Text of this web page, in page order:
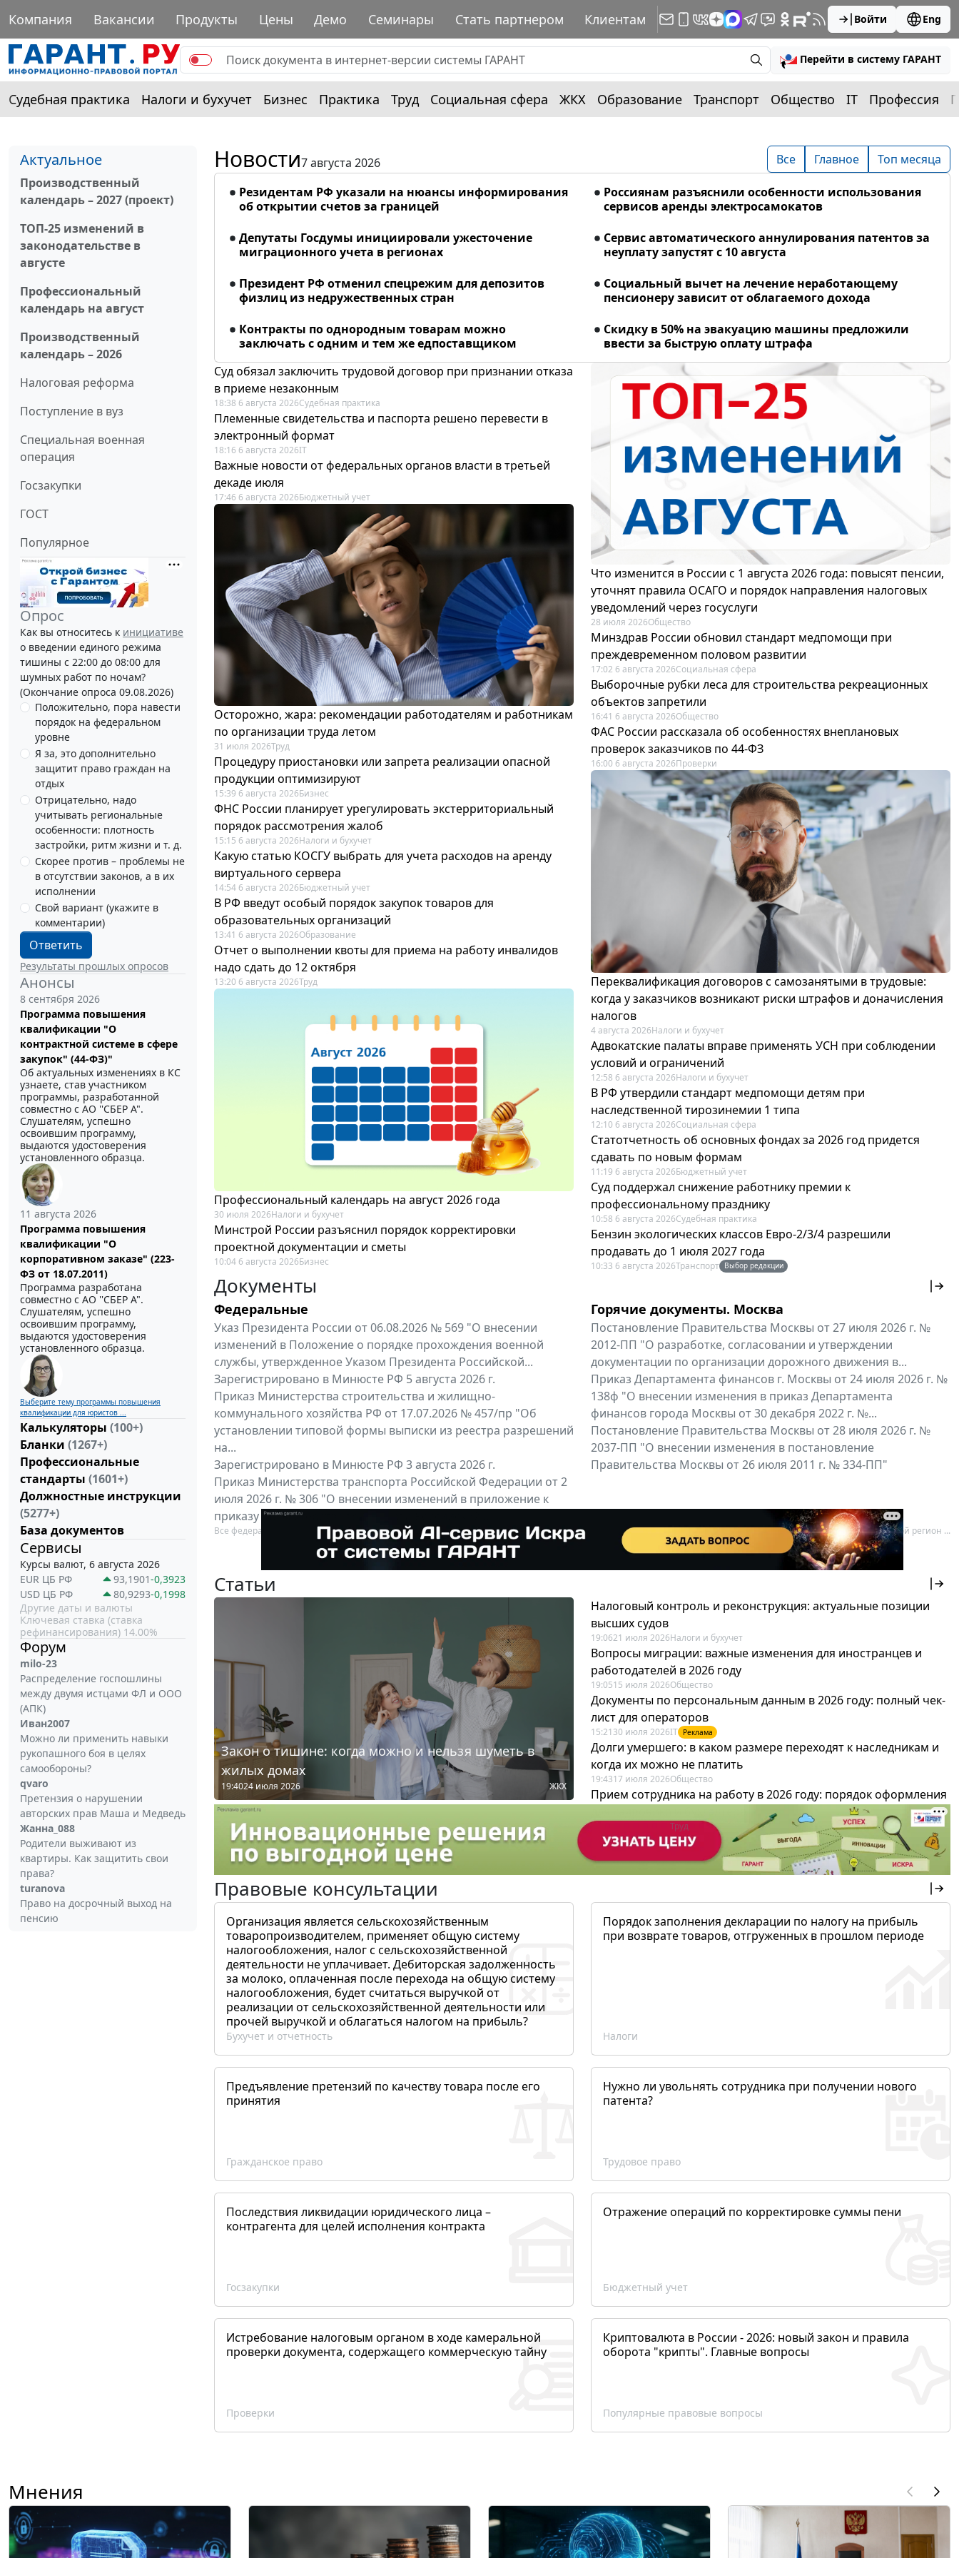
Компания Вакансии Продукты Цены Демо Семинары Стать партнером Клиентам Войти Eng
Перейти в систему ГАРАНТ
Судебная практика Налоги и бухучет Бизнес Практика Труд Социальная сфера ЖКХ Образование Транспорт Общество IT Профессия
Актуальное
Производственный
календарь – 2027 (проект)
ТОП-25 изменений в
законодательстве в
августе
Профессиональный
календарь на август
Производственный
календарь – 2026
Налоговая реформа
Поступление в вуз
Специальная военная
операция
Госзакупки
ГОСТ
Популярное
Опрос
Как вы относитесь к инициативе
о введении единого режима
тишины с 22:00 до 08:00 для
шумных работ по ночам?
(Окончание опроса 09.08.2026)
Положительно, пора навести
порядок на федеральном
уровне
Я за, это дополнительно
защитит право граждан на
отдых
Отрицательно, надо
учитывать региональные
особенности: плотность
застройки, ритм жизни и т. д.
Скорее против – проблемы не
в отсутствии законов, а в их
исполнении
Свой вариант (укажите в
комментарии)
Ответить
Результаты прошлых опросов
Анонсы
8 сентября 2026
Программа повышения
квалификации "О
контрактной системе в сфере
закупок" (44-ФЗ)"
Об актуальных изменениях в КС
узнаете, став участником
программы, разработанной
совместно с АО ''СБЕР А".
Слушателям, успешно
освоившим программу,
выдаются удостоверения
установленного образца.
11 августа 2026
Программа повышения
квалификации "О
корпоративном заказе" (223-
ФЗ от 18.07.2011)
Программа разработана
совместно с АО ''СБЕР А".
Слушателям, успешно
освоившим программу,
выдаются удостоверения
установленного образца.
Выберите тему программы повышения
квалификации для юристов ...
Калькуляторы (100+)
Бланки (1267+)
Профессиональные
стандарты (1601+)
Должностные инструкции
(5277+)
База документов
Сервисы
Курсы валют, 6 августа 2026
EUR ЦБ РФ
93,1901-0,3923
USD ЦБ РФ
80,9293-0,1998
Другие даты и валюты
Ключевая ставка (ставка
рефинансирования) 14.00%
Форум
milo-23
Распределение госпошлины
между двумя истцами ФЛ и ООО
(АПК)
Иван2007
Можно ли применить навыки
рукопашного боя в целях
самообороны?
qvaro
Претензия о нарушении
авторских прав Маша и Медведь
Жанна_088
Родители выживают из
квартиры. Как защитить свои
права?
turanova
Право на досрочный выход на
пенсию
Новости7 августа 2026 Все Главное Топ месяца
Резидентам РФ указали на нюансы информирования
об открытии счетов за границей
Россиянам разъяснили особенности использования
сервисов аренды электросамокатов
Депутаты Госдумы инициировали ужесточение
миграционного учета в регионах
Сервис автоматического аннулирования патентов за
неуплату запустят с 10 августа
Президент РФ отменил спецрежим для депозитов
физлиц из недружественных стран
Социальный вычет на лечение неработающему
пенсионеру зависит от облагаемого дохода
Контракты по однородным товарам можно
заключать с одним и тем же едпоставщиком
Скидку в 50% на эвакуацию машины предложили
ввести за быструю оплату штрафа
Суд обязал заключить трудовой договор при признании отказа
в приеме незаконным
18:38 6 августа 2026Судебная практика
Племенные свидетельства и паспорта решено перевести в
электронный формат
18:16 6 августа 2026IT
Важные новости от федеральных органов власти в третьей
декаде июля
17:46 6 августа 2026Бюджетный учет
Осторожно, жара: рекомендации работодателям и работникам
по организации труда летом
31 июля 2026Труд
Процедуру приостановки или запрета реализации опасной
продукции оптимизируют
15:39 6 августа 2026Бизнес
ФНС России планирует урегулировать экстерриториальный
порядок рассмотрения жалоб
15:15 6 августа 2026Налоги и бухучет
Какую статью КОСГУ выбрать для учета расходов на аренду
виртуального сервера
14:54 6 августа 2026Бюджетный учет
В РФ введут особый порядок закупок товаров для
образовательных организаций
13:41 6 августа 2026Образование
Отчет о выполнении квоты для приема на работу инвалидов
надо сдать до 12 октября
13:20 6 августа 2026Труд
Профессиональный календарь на август 2026 года
30 июля 2026Налоги и бухучет
Минстрой России разъяснил порядок корректировки
проектной документации и сметы
10:04 6 августа 2026Бизнес
Что изменится в России с 1 августа 2026 года: повысят пенсии,
уточнят правила ОСАГО и порядок направления налоговых
уведомлений через госуслуги
28 июля 2026Общество
Минздрав России обновил стандарт медпомощи при
преждевременном половом развитии
17:02 6 августа 2026Социальная сфера
Выборочные рубки леса для строительства рекреационных
объектов запретили
16:41 6 августа 2026Общество
ФАС России рассказала об особенностях внеплановых
проверок заказчиков по 44-ФЗ
16:00 6 августа 2026Проверки
Переквалификация договоров с самозанятыми в трудовые:
когда у заказчиков возникают риски штрафов и доначисления
налогов
4 августа 2026Налоги и бухучет
Адвокатские палаты вправе применять УСН при соблюдении
условий и ограничений
12:58 6 августа 2026Налоги и бухучет
В РФ утвердили стандарт медпомощи детям при
наследственной тирозинемии 1 типа
12:10 6 августа 2026Социальная сфера
Статотчетность об основных фондах за 2026 год придется
сдавать по новым формам
11:19 6 августа 2026Бюджетный учет
Суд поддержал снижение работнику премии к
профессиональному празднику
10:58 6 августа 2026Судебная практика
Бензин экологических классов Евро-2/3/4 разрешили
продавать до 1 июля 2027 года
10:33 6 августа 2026Транспорт Выбор редакции
Документы
Федеральные
Указ Президента России от 06.08.2026 № 569 "О внесении
изменений в Положение о порядке прохождения военной
службы, утвержденное Указом Президента Российской...
Зарегистрировано в Минюсте РФ 5 августа 2026 г.
Приказ Министерства строительства и жилищно-
коммунального хозяйства РФ от 17.07.2026 № 457/пр "Об
установлении типовой формы выписки из реестра разрешений
на...
Зарегистрировано в Минюсте РФ 3 августа 2026 г.
Приказ Министерства транспорта Российской Федерации от 2
июля 2026 г. № 306 "О внесении изменений в приложение к
приказу Министерства транспорта Российской...
Все федеральные документы
Горячие документы. Москва
Постановление Правительства Москвы от 27 июля 2026 г. №
2012-ПП "О разработке, согласовании и утверждении
документации по организации дорожного движения в...
Приказ Департамента финансов г. Москвы от 24 июля 2026 г. №
138ф "О внесении изменения в приказ Департамента
финансов города Москвы от 30 декабря 2022 г. №...
Постановление Правительства Москвы от 28 июля 2026 г. №
2037-ПП "О внесении изменения в постановление
Правительства Москвы от 26 июля 2011 г. № 334-ПП"
Все региональные документы Мой регион ...
Статьи
Закон о тишине: когда можно и нельзя шуметь в
жилых домах
19:4024 июля 2026 ЖКХ
Налоговый контроль и реконструкция: актуальные позиции
высших судов
19:0621 июля 2026Налоги и бухучет
Вопросы миграции: важные изменения для иностранцев и
работодателей в 2026 году
19:0515 июля 2026Общество
Документы по персональным данным в 2026 году: полный чек-
лист для операторов
15:21 30 июля 2026IT Реклама
Долги умершего: в каком размере переходят к наследникам и
когда их можно не платить
19:4317 июля 2026Общество
Прием сотрудника на работу в 2026 году: порядок оформления
12:28 Труд Реклама
Правовые консультации
Организация является сельскохозяйственным
товаропроизводителем, применяет общую систему
налогообложения, налог с сельскохозяйственной
деятельности не уплачивает. Дебиторская задолженность
за молоко, оплаченная после перехода на общую систему
налогообложения, будет считаться выручкой от
реализации от сельскохозяйственной деятельности или
прочей выручкой и облагаться налогом на прибыль?
Бухучет и отчетность
Порядок заполнения декларации по налогу на прибыль
при возврате товаров, отгруженных в прошлом периоде
Налоги
Предъявление претензий по качеству товара после его
принятия
Гражданское право
Нужно ли увольнять сотрудника при получении нового
патента?
Трудовое право
Последствия ликвидации юридического лица –
контрагента для целей исполнения контракта
Госзакупки
Отражение операций по корректировке суммы пени
Бюджетный учет
Истребование налоговым органом в ходе камеральной
проверки документа, содержащего коммерческую тайну
Проверки
Криптовалюта в России - 2026: новый закон и правила
оборота "крипты". Главные вопросы
Популярные правовые вопросы
Мнения